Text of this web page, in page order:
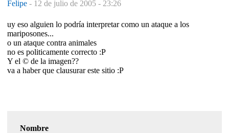
Felipe - 12 de julio de 2005 - 23:26
uy eso alguien lo podría interpretar como un ataque a los
mariposones...
o un ataque contra animales
no es politicamente correcto :P
Y el © de la imagen??
va a haber que clausurar este sitio :P
Nombre